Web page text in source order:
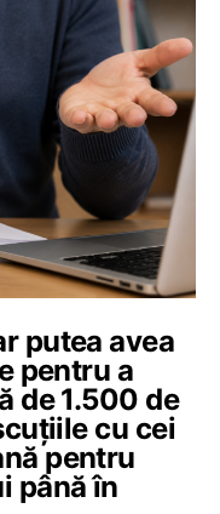
putea avea
pentru a
de 1.500 de
cu cei
pentru
până în